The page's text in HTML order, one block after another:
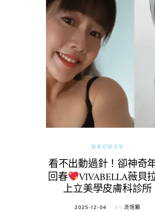
醫美經驗分享
看不出動過針！卻神奇
回春 VIVABELLA薇貝
上立美學皮膚科診所
POSTED
2025-12-04 BY 流氓顆